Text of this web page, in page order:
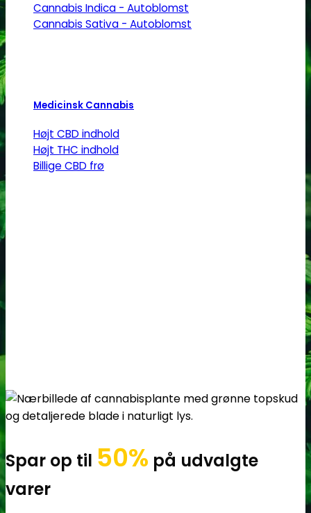
Cannabis Indica - Autoblomst
Cannabis Sativa - Autoblomst
Medicinsk Cannabis
Højt CBD indhold
Højt THC indhold
Billige CBD frø
Spar op til 50% på udvalgte
varer